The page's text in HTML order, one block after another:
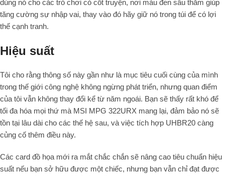
dùng nó cho các trò chơi có cốt truyện, nơi màu đen sâu thẳm giúp
tăng cường sự nhập vai, thay vào đó hãy giữ nó trong túi để có lợi
thế cạnh tranh.
Hiệu suất
Tôi cho rằng thông số này gần như là mục tiêu cuối cùng của mình
trong thế giới công nghệ không ngừng phát triển, nhưng quan điểm
của tôi vẫn không thay đổi kể từ năm ngoái. Bạn sẽ thấy rất khó để
tối đa hóa mọi thứ mà MSI MPG 322URX mang lại, đảm bảo nó sẽ
tồn tại lâu dài cho các thế hệ sau, và việc tích hợp UHBR20 càng
củng cố thêm điều này.
Các card đồ họa mới ra mắt chắc chắn sẽ nâng cao tiêu chuẩn hiệu
suất nếu bạn sở hữu được một chiếc, nhưng bạn vẫn chỉ đạt được